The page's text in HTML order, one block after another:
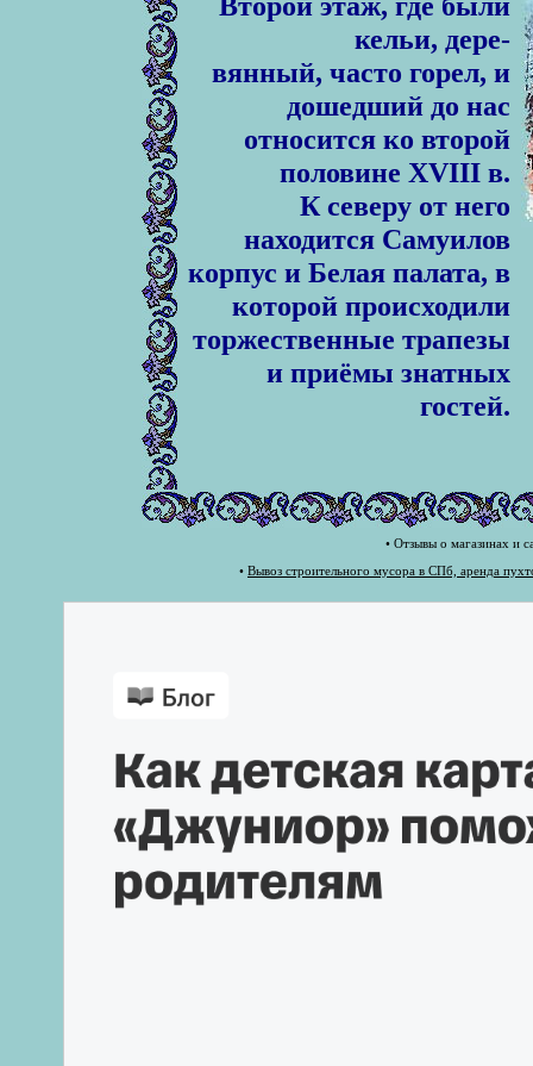
кельи, дере-
вянный, часто горел, и
дошедший до нас
относится ко второй
половине XVIII в.
К северу от него
находится Самуилов
корпус и Белая палата, в
которой происходили
торжественные трапезы
и приёмы знатных
гостей.
• Отзывы о магазинах и
• Вывоз строительного мусора в СПб, аренда